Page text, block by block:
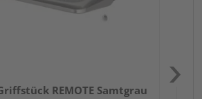
REMOTE Samtgrau